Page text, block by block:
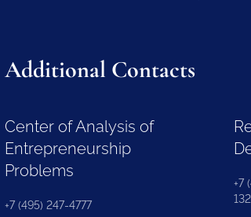
Additional Contacts
Center of Analysis of
Entrepreneurship
Problems
+7 (495) 247-4777
+7